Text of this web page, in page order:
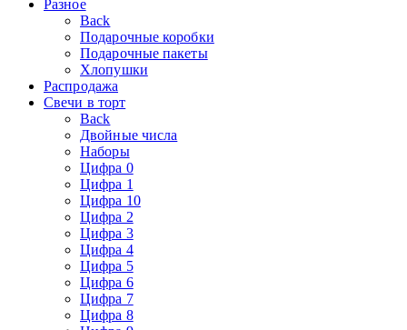
Разное
Back
Подарочные коробки
Подарочные пакеты
Хлопушки
Распродажа
Свечи в торт
Back
Двойные числа
Наборы
Цифра 0
Цифра 1
Цифра 10
Цифра 2
Цифра 3
Цифра 4
Цифра 5
Цифра 6
Цифра 7
Цифра 8